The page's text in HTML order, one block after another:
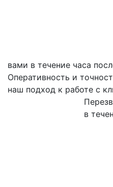
вами в течение часа
Оперативность и
наш подход к работе с
в